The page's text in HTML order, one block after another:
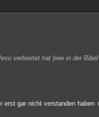
verbreitet hat (wie in der
erst gar nicht verstanden haben